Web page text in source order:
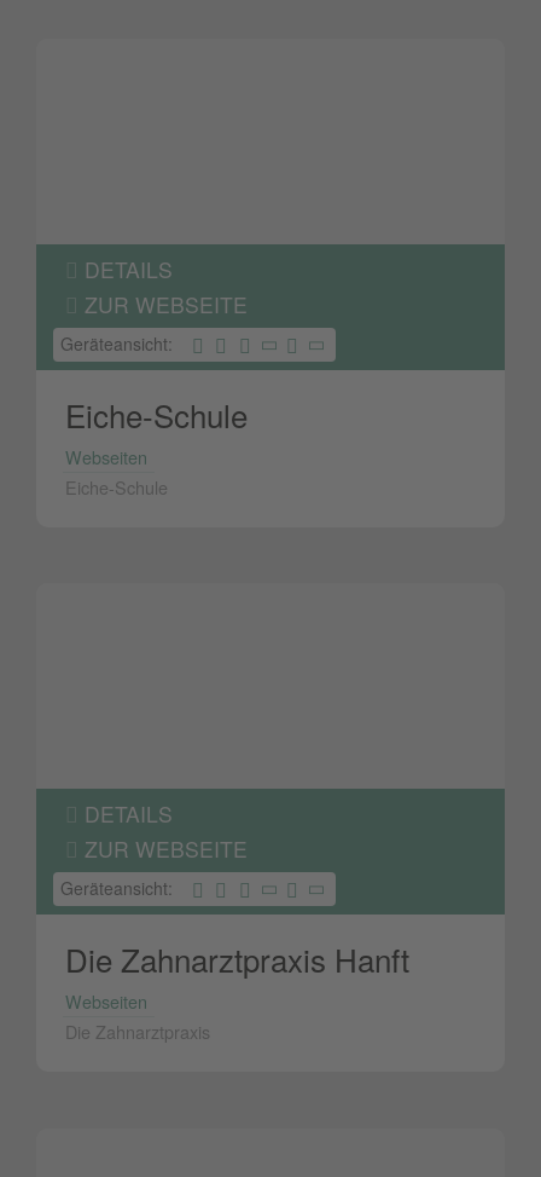
DETAILS
ZUR WEBSEITE
Geräteansicht:
Eiche-Schule
Webseiten
Eiche-Schule
DETAILS
ZUR WEBSEITE
Geräteansicht:
Die Zahnarztpraxis Hanft
Webseiten
Die Zahnarztpraxis